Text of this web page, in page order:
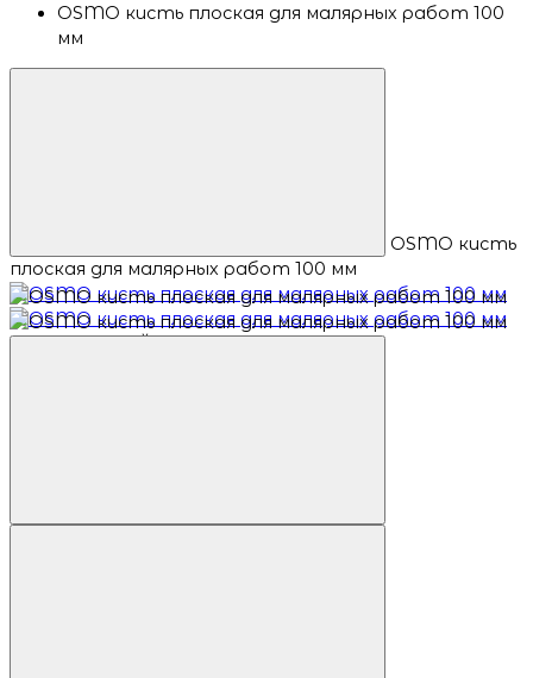
OSMO кисть плоская для малярных работ 100
мм
OSMO кисть
плоская для малярных работ 100 мм
ПОПУЛЯРНЫЙ ТОВАР Баллы: 101